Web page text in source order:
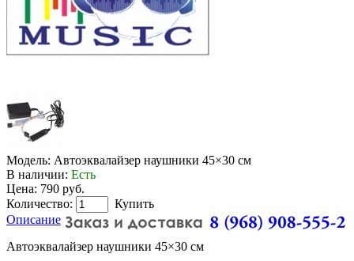
Модель: Автоэквалайзер наушники 45×30 см
В наличии: Есть
Цена: 790 руб.
Количество:
Купить
Описание
Автоэквалайзер наушники 45×30 см